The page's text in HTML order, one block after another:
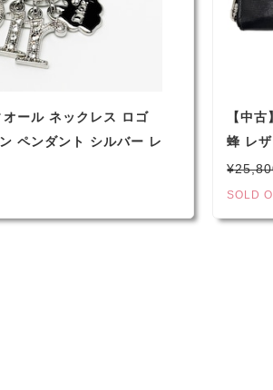
オール ネックレス ロゴ
ペンダント シルバー レ
【中
蜂 レ
SOLD